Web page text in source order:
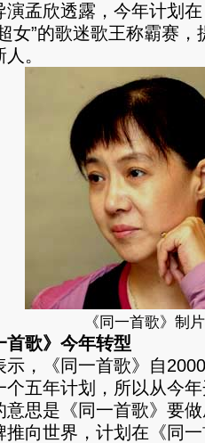
演孟欣透露，今年计划
女”的歌迷歌王称霸赛
。
《同一首歌》制
歌》今年转型
《同一首歌》自2000
个五年计划，所以从今
意思是《同一首歌》要
推向世界，计划在《同